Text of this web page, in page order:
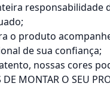
o produto
de sua confiança;
nossas cores
DE MONTAR O SEU